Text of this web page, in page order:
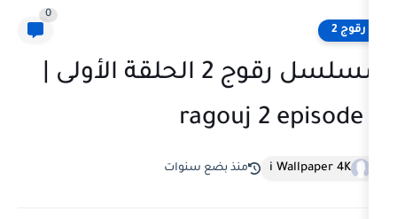
مسلسل رقوج 2 الحلقة الأولى |
ragouj 2
منذ بضع سنوات